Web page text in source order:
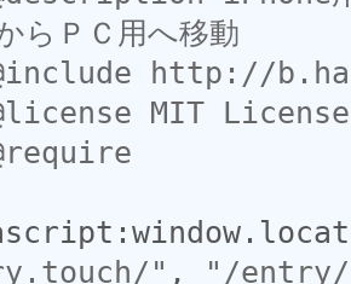
らＰＣ用へ移動
:window .
" , "/